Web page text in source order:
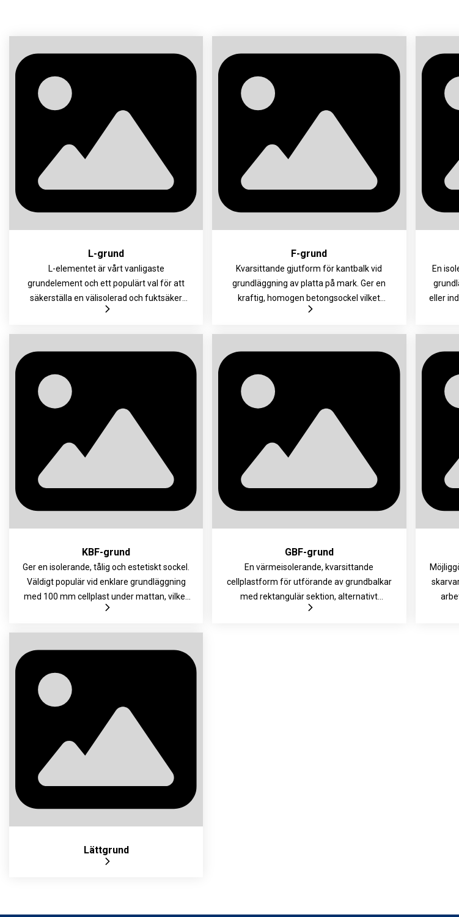
L-grund
L-elementet är vårt vanligaste
grundelement och ett populärt val för att
säkerställa en välisolerad och fuktsäker
grund. Den höga kvaliteten kommer av att
Väger lite, anpassas lätt och levereras med
såväl fixeringskilar som spikbleck.
F-grund
Kvarsittande gjutform för kantbalk vid
grundläggning av platta på mark. Ger en
kraftig, homogen betongsockel vilket
möjliggör snabb och enkel grundläggning
elementet lätt att montera och hantera.
Levereras med släppduk, spikbleck och Z-
En
eller
KBF-grund
Ger en isolerande, tålig och estetiskt sockel.
Väldigt populär vid enklare grundläggning
med 100 mm cellplast under mattan, vilket
kan vara aktuellt i hus utan golvvärme. De
fixeringskilar och spikbleck.
GBF-grund
En värmeisolerande, kvarsittande
cellplastform för utförande av grundbalkar
med rektangulär sektion, alternativt
fundamentform för pelare och pålar.
Lättgrund